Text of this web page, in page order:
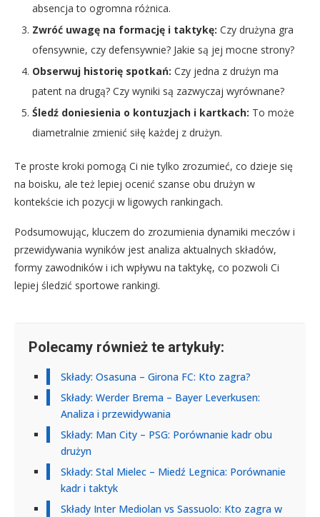
absencja to ogromna różnica.
Zwróć uwagę na formację i taktykę: Czy drużyna gra
ofensywnie, czy defensywnie? Jakie są jej mocne strony?
Obserwuj historię spotkań: Czy jedna z drużyn ma
patent na drugą? Czy wyniki są zazwyczaj wyrównane?
Śledź doniesienia o kontuzjach i kartkach: To może
diametralnie zmienić siłę każdej z drużyn.
Te proste kroki pomogą Ci nie tylko zrozumieć, co dzieje się
na boisku, ale też lepiej ocenić szanse obu drużyn w
kontekście ich pozycji w ligowych rankingach.
Podsumowując, kluczem do zrozumienia dynamiki meczów i
przewidywania wyników jest analiza aktualnych składów,
formy zawodników i ich wpływu na taktykę, co pozwoli Ci
lepiej śledzić sportowe rankingi.
Polecamy również te artykuły:
Składy: Osasuna – Girona FC: Kto zagra?
Składy: Werder Brema – Bayer Leverkusen:
Analiza i przewidywania
Składy: Man City – PSG: Porównanie kadr obu
drużyn
Składy: Stal Mielec – Miedź Legnica: Porównanie
kadr i taktyk
Składy Inter Mediolan vs Sassuolo: Kto zagra w